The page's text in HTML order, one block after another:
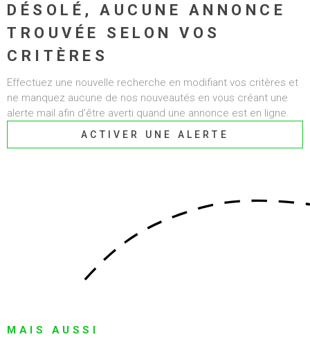
ALERTE E-
BIENS
CONTACT
DÉSOLÉ, AUCUNE ANNONCE
TROUVÉE SELON VOS
CRITÈRES
Effectuez une nouvelle recherche en modifiant vos critères et
ne manquez aucune de nos nouveautés en vous créant une
alerte mail afin d'être averti quand une annonce est en ligne.
ACTIVER UNE ALERTE
MAIS AUSSI
TEXTE
CRITÈRES SUPPLÉMENTAIRES
Terrasse
RECHERCHER